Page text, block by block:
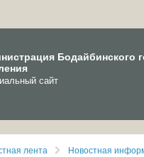
Бодайбинского
сайт
лента
Новостная